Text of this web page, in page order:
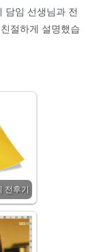
담임 선생님과 전
절하게 설명했습
전후기